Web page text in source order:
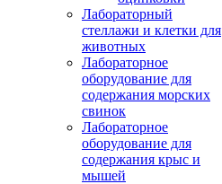
Лабораторный
стеллажи и клетки для
животных
Лабораторное
оборудование для
содержания морских
свинок
Лабораторное
оборудование для
содержания крыс и
мышей